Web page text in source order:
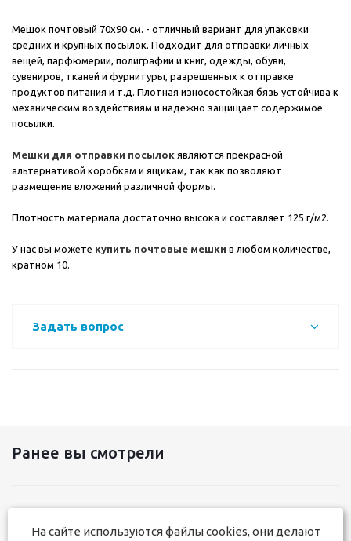
Мешок почтовый 70х90 см. - отличный вариант для упаковки
средних и крупных посылок. Подходит для отправки личных
вещей, парфюмерии, полиграфии и книг, одежды, обуви,
сувениров, тканей и фурнитуры, разрешенных к отправке
продуктов питания и т.д. Плотная износостойкая бязь устойчива к
механическим воздействиям и надежно защищает содержимое
посылки.
Мешки для отправки посылок являются прекрасной
альтернативой коробкам и ящикам, так как позволяют
размещение вложений различной формы.
Плотность материала достаточно высока и составляет 125 г/м2.
У нас вы можете купить почтовые мешки в любом количестве,
кратном 10.
Задать вопрос
Ранее вы смотрели
+7 831 291-17-50
На сайте используются файлы cookies, они делают